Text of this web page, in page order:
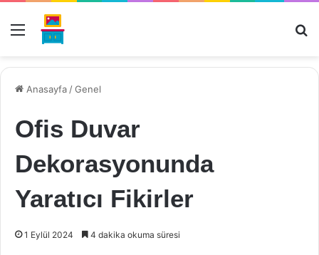
Menü
Anasayfa /Genel
Ofis Duvar
Dekorasyonunda
Yaratıcı Fikirler
1 Eylül 2024 4 dakika okuma süresi